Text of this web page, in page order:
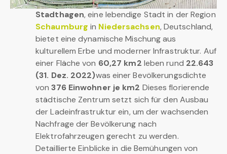
Stadthagen, eine lebendige Stadt in der Region
Schaumburg in Niedersachsen, Deutschland,
bietet eine dynamische Mischung aus
kulturellem Erbe und moderner Infrastruktur. Auf
einer Fläche von 60,27 km2 leben rund 22.643
(31. Dez. 2022)was einer Bevölkerungsdichte
von376 Einwohner je km2 Dieses florierende
städtische Zentrum setzt sich für den Ausbau
der Ladeinfrastruktur ein, um der wachsenden
Nachfrage der Bevölkerung nach
Elektrofahrzeugen gerecht zu werden.
Detaillierte Einblicke in die Bemühungen von